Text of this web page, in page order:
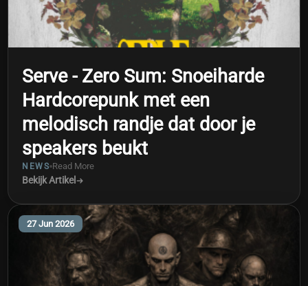
Serve - Zero Sum: Snoeiharde
Hardcorepunk met een
melodisch randje dat door je
speakers beukt
NEWS Read More
Bekijk Artikel
27 Jun 2026